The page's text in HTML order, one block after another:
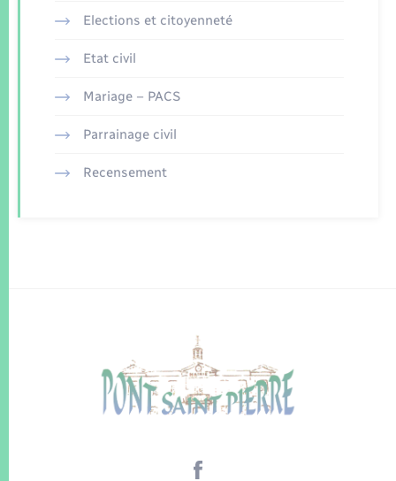
Elections et citoyenneté
Etat civil
Mariage – PACS
Parrainage civil
Recensement